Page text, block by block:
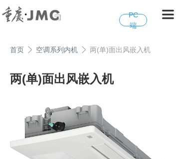
PC
端
首页 空调系列内机 两(单)面出风嵌入机
两(单)面出风嵌入机